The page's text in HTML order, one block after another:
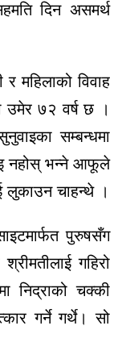
दिन असमर्थ
महिलाको विवाह
उमेर ७२ वर्ष छ ।
सम्बन्धमा
नहोस् भन्ने आफूले
लुकाउन चाहन्थे ।
पुरुषसँग
गहिरो
निद्राको चक्की
गर्ने गर्थे। सो